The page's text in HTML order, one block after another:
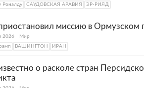
Роналду
САУДОВСКАЯ АРАВИЯ ЭР-РИЯД
миссию в Ормузском
2026
Мир
ВАШИНГТОН ИРАН
о расколе стран